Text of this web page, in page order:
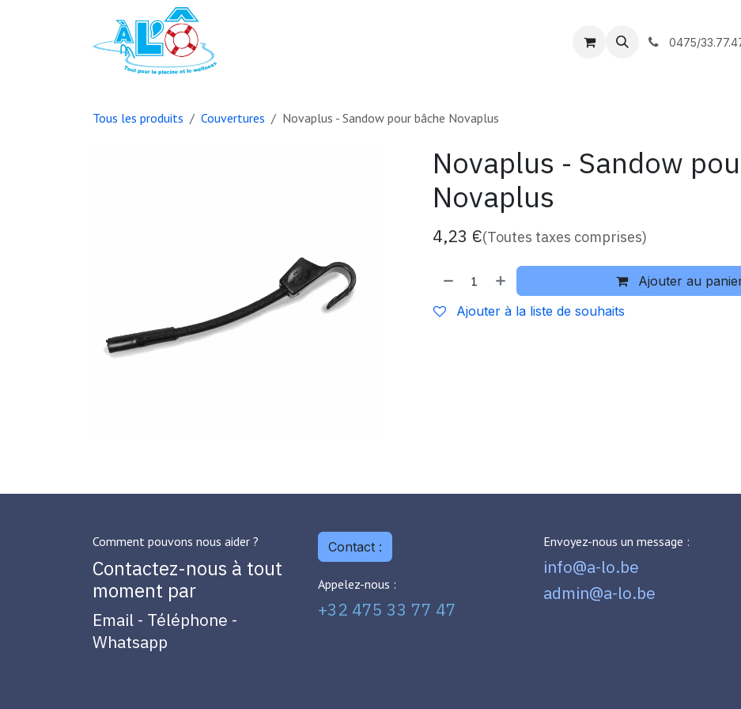
Contactez-nous 0475/
Tous les produits Couvertures Novaplus - Sandow pour bâche Novaplus
Novaplus - Sandow
Novaplus
4,23 €(Toutes taxes comprises)
Ajouter au
Ajouter à la liste de souhaits
Comment pouvons nous aider ?
Contactez-nous à tout
moment par
Email - Téléphone -
Whatsapp
Contact :
Appelez-nous :
+32 475 33 77 47
Envoyez-nous un message :
info@a-lo.be
admin@a-lo.be